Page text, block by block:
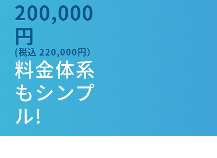
200,000
円
(税込 220,000円）
料金体系
もシンプ
ル!